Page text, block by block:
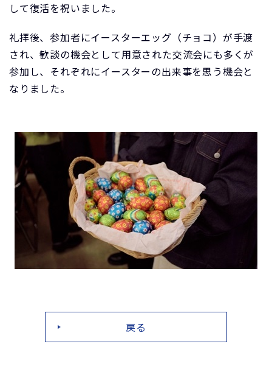
して復活を祝いました。
礼拝後、参加者にイースターエッグ（チョコ）が手渡
され、歓談の機会として用意された交流会にも多くが
参加し、それぞれにイースターの出来事を思う機会と
なりました。
戻る